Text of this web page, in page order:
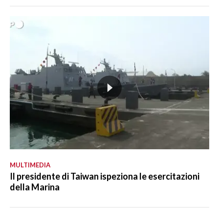
MULTIMEDIA
Il presidente di Taiwan ispeziona le esercitazioni
della Marina